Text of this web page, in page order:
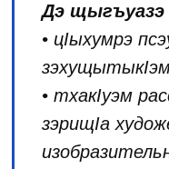
Дэ
• цIыхумрэ
• тхакIуэм
зэрищIа